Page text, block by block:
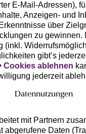
E-Mail-Adressen),
Anzeigen- und
über
zu gewinnen.
(inkl.
gibt’s
Cookies ablehnen
jederzeit
Datennutzungen
mit Partnern
abgerufene Daten